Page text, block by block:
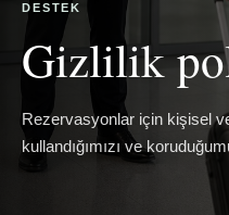
DESTEK
Gizlilik
Rezervasyonlar için kişisel
kullandığımızı ve